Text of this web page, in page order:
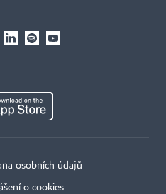
osobních údajů
o cookies